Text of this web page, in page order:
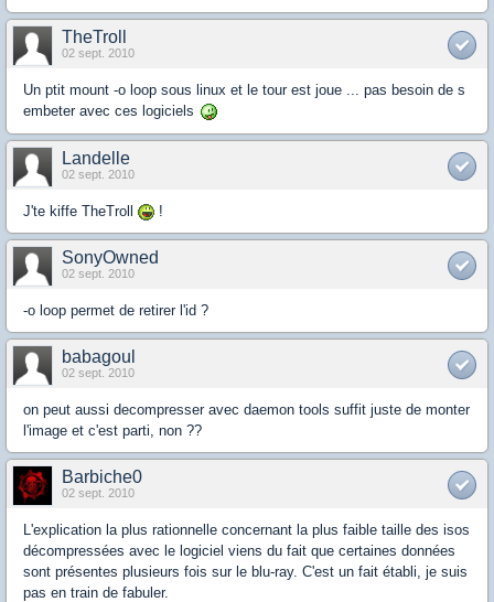
TheTroll
02 sept. 2010
Un ptit mount -o loop sous linux et le tour est joue ... pas besoin de s
embeter avec ces logiciels
Landelle
02 sept. 2010
J'te kiffe TheTroll !
SonyOwned
02 sept. 2010
-o loop permet de retirer l'id ?
babagoul
02 sept. 2010
on peut aussi decompresser avec daemon tools suffit juste de monter
l'image et c'est parti, non ??
Barbiche0
02 sept. 2010
L'explication la plus rationnelle concernant la plus faible taille des isos
décompressées avec le logiciel viens du fait que certaines données
sont présentes plusieurs fois sur le blu-ray. C'est un fait établi, je suis
pas en train de fabuler.